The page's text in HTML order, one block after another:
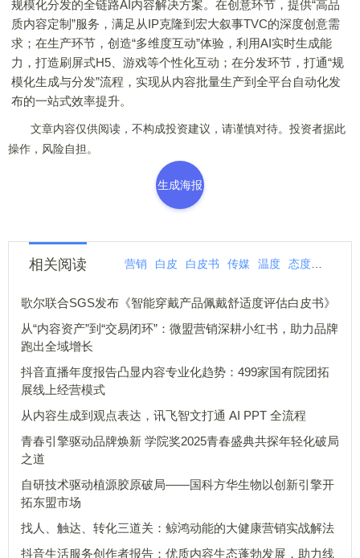
规模化分发的全链路AI内容解决方案。在创意环节，提供“高品
质内容定制”服务，满足从IP克隆到宏大叙事TVC的深度创意需
求；在生产环节，创造“多维度互动”体验，利用AI实时生成能
力，打造刷屏式H5、游戏等个性化互动；在分发环节，打通“规
模化生成与分发”流程，实现从内容批量生产到全平台自动化发
布的一站式效率提升。
文章内容仅供阅读，不构成投资建议，请谨慎对待。投资者据此
操作，风险自担。
生成海报
相关阅读 营销 白皮 白皮书 传媒 温度 态度
歌尔联合SGS发布《智能穿戴产品佩戴舒适度评估白皮书》
从“内容资产”到“交易闭环”：微盟营销深耕小红书，助力品牌
跑出全域增长
抖音直播年度报告凸显内容专业化趋势：499家国有院团拓
展线上经营模式
从内容生成到观点表达，讯飞智文打通 AI PPT 全流程
青春引擎驱动品牌焕新 学院奖2025青春盛典共探年轻化破局
之道
自研技术驱动植源胶原破局——国科方华生物以创新引擎开
拓东盟市场
找人、触达、转化三道关：鲸鸿动能的大健康营销实战解法
抖音生活服务创作者报告：优质内容生态蓬勃发展，助力线